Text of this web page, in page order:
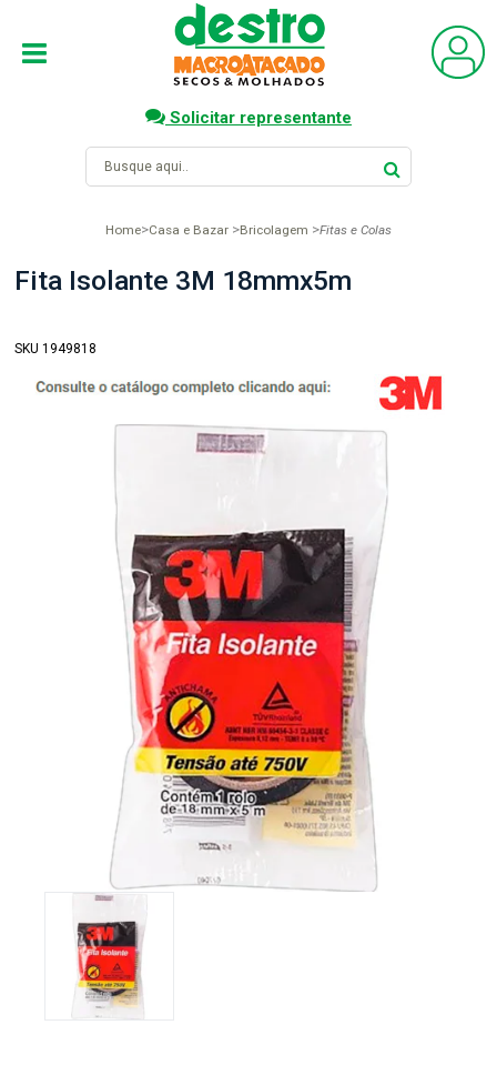
Solicitar representante
Home Casa e Bazar Bricolagem Fitas e Colas
Fita Isolante 3M 18mmx5m
SKU 1949818